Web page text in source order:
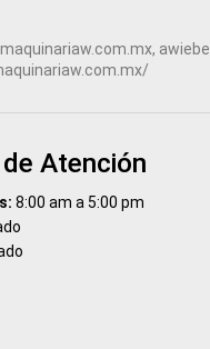
Atención
8:00 am a 5:00 pm